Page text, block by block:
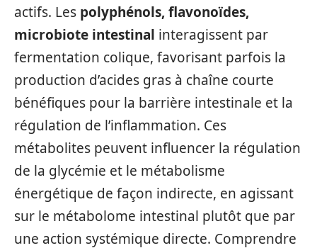
actifs. Les polyphénols, flavonoïdes,
microbiote intestinal interagissent par
fermentation colique, favorisant parfois la
production d’acides gras à chaîne courte
bénéfiques pour la barrière intestinale et la
régulation de l’inflammation. Ces
métabolites peuvent influencer la régulation
de la glycémie et le métabolisme
énergétique de façon indirecte, en agissant
sur le métabolome intestinal plutôt que par
une action systémique directe. Comprendre